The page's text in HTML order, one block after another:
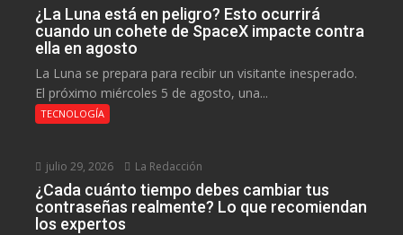
¿La Luna está en peligro? Esto ocurrirá
cuando un cohete de SpaceX impacte contra
ella en agosto
La Luna se prepara para recibir un visitante inesperado.
El próximo miércoles 5 de agosto, una...
TECNOLOGÍA
julio 29, 2026 La Redacción
¿Cada cuánto tiempo debes cambiar tus
contraseñas realmente? Lo que recomiendan
los expertos